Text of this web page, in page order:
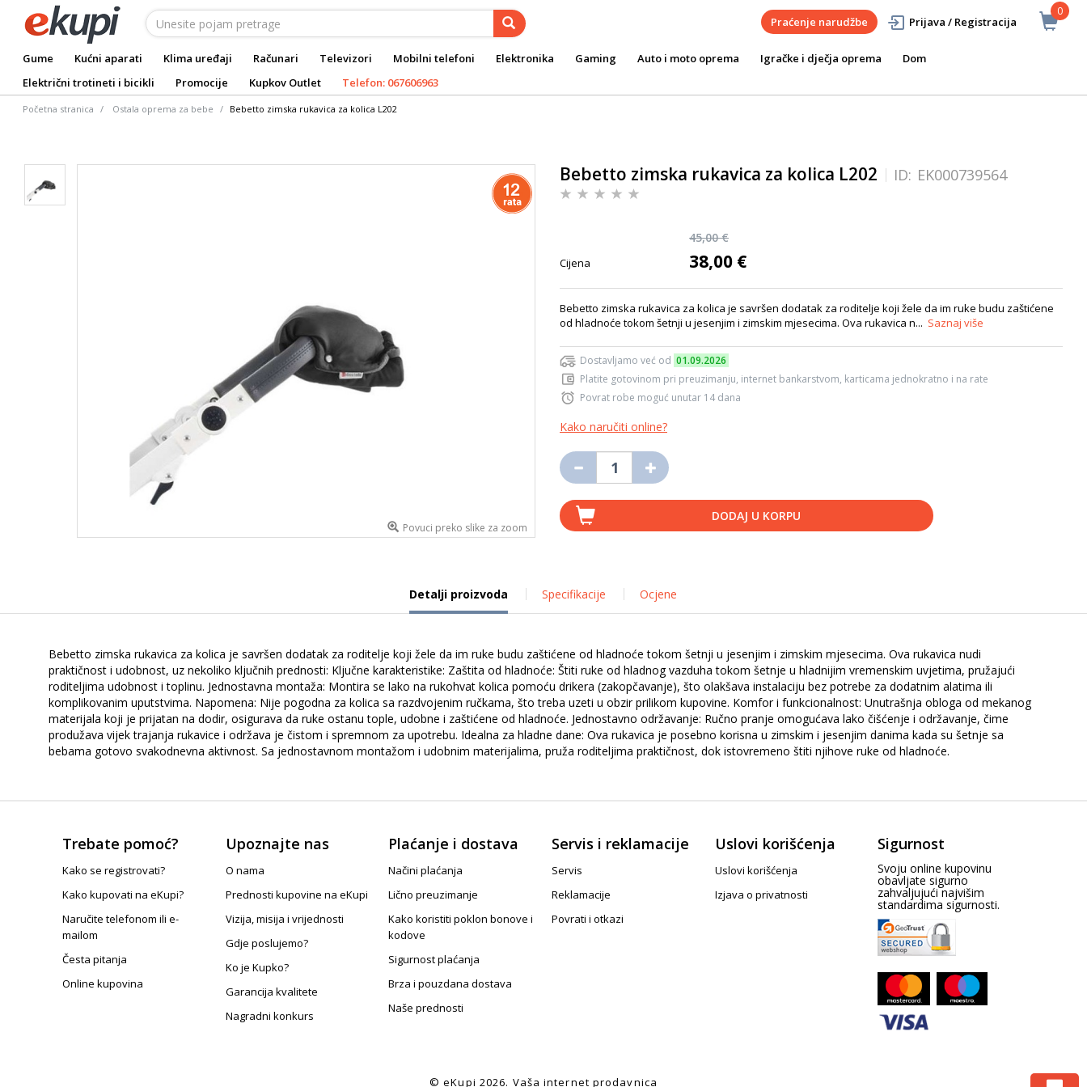
0
Praćenje narudžbe Prijava / Registracija
Gume Kućni aparati Klima uređaji Računari Televizori Mobilni telefoni Elektronika Gaming Auto i moto oprema Igračke i dječja oprema
Dom
Električni trotineti i bicikli
Promocije Kupkov Outlet Telefon: 067606963
Početna stranica Ostala oprema za bebe Bebetto zimska rukavica za kolica L202
Povuci preko slike za zoom
Bebetto zimska rukavica za kolica L202 ID: EK000739564
45,00 €
Cijena 38,00 €
Bebetto zimska rukavica za kolica je savršen dodatak za roditelje koji žele da im ruke budu zaštićene
od hladnoće tokom šetnji u jesenjim i zimskim mjesecima. Ova rukavica n... Saznaj više
Dostavljamo već od 01.09.2026
Platite gotovinom pri preuzimanju, internet bankarstvom, karticama jednokratno i na rate
Povrat robe moguć unutar 14 dana
Kako naručiti online?
DODAJ U KORPU
Detalji proizvoda Specifikacije Ocjene
Bebetto zimska rukavica za kolica je savršen dodatak za roditelje koji žele da im ruke budu zaštićene od hladnoće tokom šetnji u jesenjim i zimskim mjesecima. Ova rukavica nudi
praktičnost i udobnost, uz nekoliko ključnih prednosti: Ključne karakteristike: Zaštita od hladnoće: Štiti ruke od hladnog vazduha tokom šetnje u hladnijim vremenskim uvjetima, pružajući
roditeljima udobnost i toplinu. Jednostavna montaža: Montira se lako na rukohvat kolica pomoću drikera (zakopčavanje), što olakšava instalaciju bez potrebe za dodatnim alatima ili
komplikovanim uputstvima. Napomena: Nije pogodna za kolica sa razdvojenim ručkama, što treba uzeti u obzir prilikom kupovine. Komfor i funkcionalnost: Unutrašnja obloga od mekanog
materijala koji je prijatan na dodir, osigurava da ruke ostanu tople, udobne i zaštićene od hladnoće. Jednostavno održavanje: Ručno pranje omogućava lako čišćenje i održavanje, čime
produžava vijek trajanja rukavice i održava je čistom i spremnom za upotrebu. Idealna za hladne dane: Ova rukavica je posebno korisna u zimskim i jesenjim danima kada su šetnje sa
bebama gotovo svakodnevna aktivnost. Sa jednostavnom montažom i udobnim materijalima, pruža roditeljima praktičnost, dok istovremeno štiti njihove ruke od hladnoće.
Trebate pomoć?
Kako se registrovati?
Kako kupovati na eKupi?
Naručite telefonom ili e-
mailom
Česta pitanja
Online kupovina
Upoznajte nas
O nama
Prednosti kupovine na eKupi
Vizija, misija i vrijednosti
Gdje poslujemo?
Ko je Kupko?
Garancija kvalitete
Nagradni konkurs
Plaćanje i dostava
Načini plaćanja
Lično preuzimanje
Kako koristiti poklon bonove i
kodove
Sigurnost plaćanja
Brza i pouzdana dostava
Naše prednosti
Servis i reklamacije
Servis
Reklamacije
Povrati i otkazi
Uslovi korišćenja
Uslovi korišćenja
Izjava o privatnosti
Sigurnost
Svoju online kupovinu
obavljate sigurno
zahvaljujući najvišim
standardima sigurnosti.
© eKupi 2026. Vaša internet prodavnica